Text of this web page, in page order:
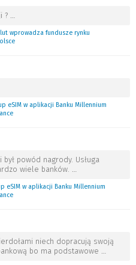
? …
wprowadza fundusze rynku
eSIM w aplikacji Banku Millennium
był powód nagrody. Usługa
wiele banków. …
eSIM w aplikacji Banku Millennium
niech dopracują swoją
bo ma podstawowe …